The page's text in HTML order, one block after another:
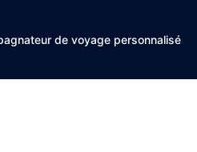
de voyage personnalisé